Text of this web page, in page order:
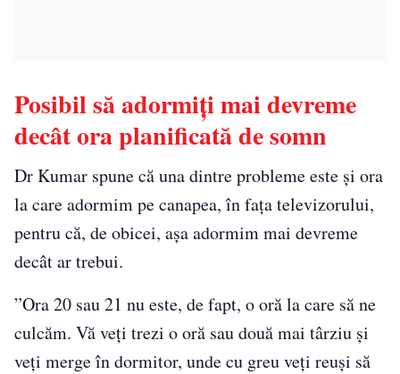
Posibil să adormiți mai devreme
decât ora planificată de somn
Dr Kumar spune că una dintre probleme este și ora
la care adormim pe canapea, în fața televizorului,
pentru că, de obicei, așa adormim mai devreme
decât ar trebui.
”Ora 20 sau 21 nu este, de fapt, o oră la care să ne
culcăm. Vă veți trezi o oră sau două mai târziu și
veți merge în dormitor, unde cu greu veți reuși să